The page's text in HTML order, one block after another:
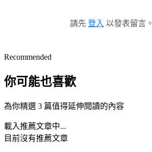
請先 登入 以發表留言。
Recommended
你可能也喜歡
為你精選 3 篇值得延伸閱讀的內容
載入推薦文章中...
目前沒有推薦文章